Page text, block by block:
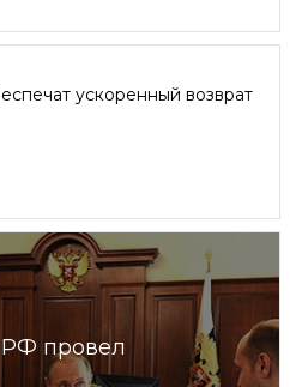
ускоренный возврат
провел